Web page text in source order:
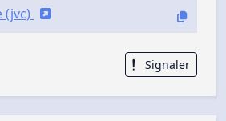
(jvc)
Signaler